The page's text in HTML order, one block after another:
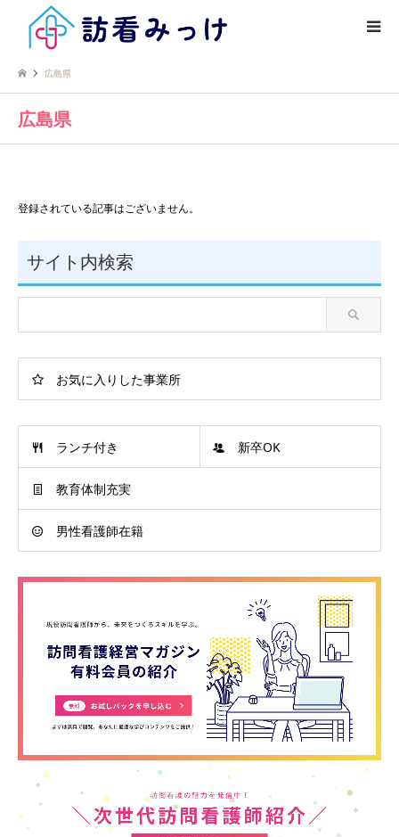
広島県
広島県
登録されている記事はございません。
サイト内検索
お気に入りした事業所
ランチ付き 新卒OK
教育体制充実
男性看護師在籍